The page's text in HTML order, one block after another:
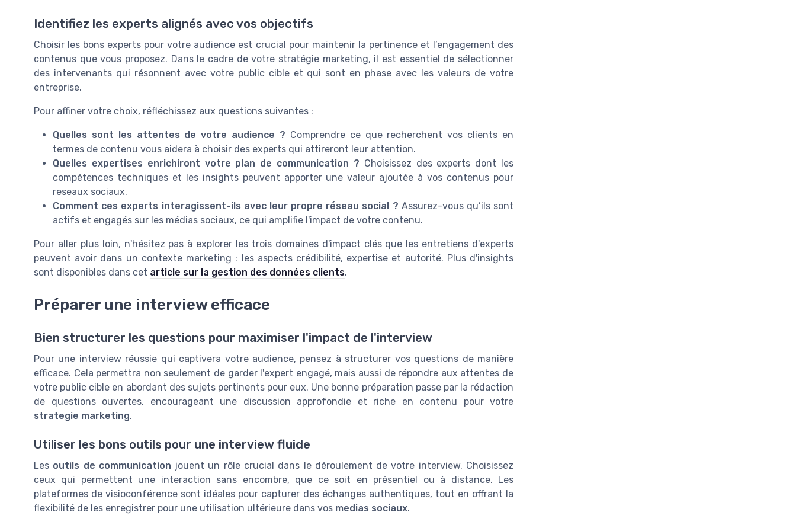
Identifiez les experts alignés avec vos objectifs
Choisir les bons experts pour votre audience est crucial pour maintenir la pertinence et l’engagement des
contenus que vous proposez. Dans le cadre de votre stratégie marketing, il est essentiel de sélectionner
des intervenants qui résonnent avec votre public cible et qui sont en phase avec les valeurs de votre
entreprise.
Pour affiner votre choix, réfléchissez aux questions suivantes :
Quelles sont les attentes de votre audience ? Comprendre ce que recherchent vos clients en
termes de contenu vous aidera à choisir des experts qui attireront leur attention.
Quelles expertises enrichiront votre plan de communication ? Choisissez des experts dont les
compétences techniques et les insights peuvent apporter une valeur ajoutée à vos contenus pour
reseaux sociaux.
Comment ces experts interagissent-ils avec leur propre réseau social ? Assurez-vous qu’ils sont
actifs et engagés sur les médias sociaux, ce qui amplifie l'impact de votre contenu.
Pour aller plus loin, n'hésitez pas à explorer les trois domaines d'impact clés que les entretiens d'experts
peuvent avoir dans un contexte marketing : les aspects crédibilité, expertise et autorité. Plus d'insights
sont disponibles dans cet article sur la gestion des données clients.
Préparer une interview efficace
Bien structurer les questions pour maximiser l'impact de l'interview
Pour une interview réussie qui captivera votre audience, pensez à structurer vos questions de manière
efficace. Cela permettra non seulement de garder l'expert engagé, mais aussi de répondre aux attentes de
votre public cible en abordant des sujets pertinents pour eux. Une bonne préparation passe par la rédaction
de questions ouvertes, encourageant une discussion approfondie et riche en contenu pour votre
strategie marketing.
Utiliser les bons outils pour une interview fluide
Les outils de communication jouent un rôle crucial dans le déroulement de votre interview. Choisissez
ceux qui permettent une interaction sans encombre, que ce soit en présentiel ou à distance. Les
plateformes de visioconférence sont idéales pour capturer des échanges authentiques, tout en offrant la
flexibilité de les enregistrer pour une utilisation ultérieure dans vos medias sociaux.